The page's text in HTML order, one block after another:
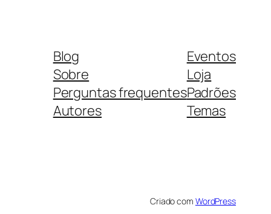
Blog
Sobre
Perguntas frequentes
Autores
Eventos
Loja
Padrões
Temas
Criado com WordPress